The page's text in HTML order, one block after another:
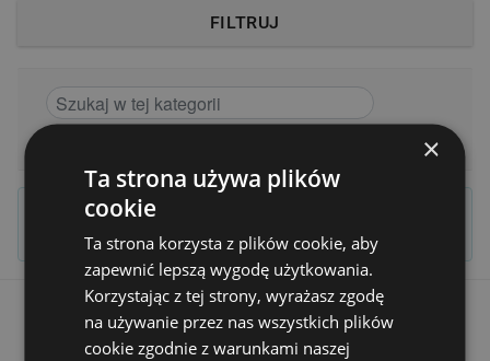
FILTRUJ
PARTNERZY
×
Ta strona używa plików
cookie
Ta strona korzysta z plików cookie, aby
zapewnić lepszą wygodę użytkowania.
Korzystając z tej strony, wyrażasz zgodę
na używanie przez nas wszystkich plików
cookie zgodnie z warunkami naszej